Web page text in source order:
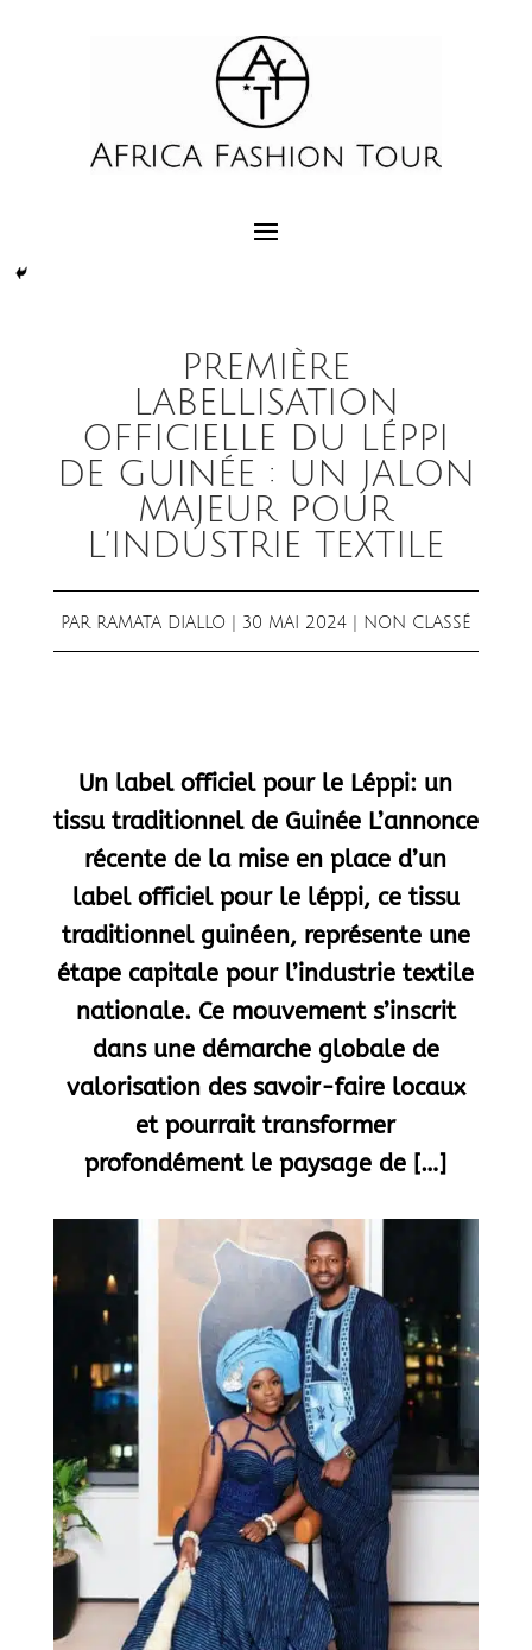
PREMIÈRE
LABELLISATION
OFFICIELLE DU LÉPPI
DE GUINÉE : UN JALON
MAJEUR POUR
L’INDUSTRIE TEXTILE
PAR RAMATA DIALLO 30 MAI 2024 | NON CLASSÉ
Un label officiel pour le Léppi: un
tissu traditionnel de Guinée L’annonce
récente de la mise en place d’un
label officiel pour le léppi, ce tissu
traditionnel guinéen, représente une
étape capitale pour l’industrie textile
nationale. Ce mouvement s’inscrit
dans une démarche globale de
valorisation des savoir-faire locaux
et pourrait transformer
profondément le paysage de […]